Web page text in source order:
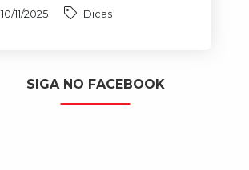
10/11/2025 Dicas
SIGA NO FACEBOOK